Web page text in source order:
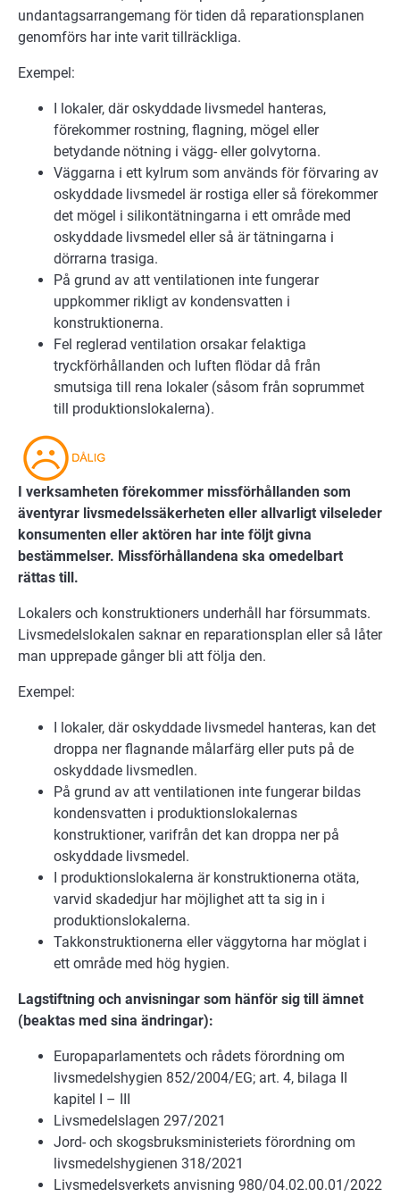
undantagsarrangemang för tiden då reparationsplanen
genomförs har inte varit tillräckliga.
Exempel:
I lokaler, där oskyddade livsmedel hanteras,
förekommer rostning, flagning, mögel eller
betydande nötning i vägg- eller golvytorna.
Väggarna i ett kylrum som används för förvaring av
oskyddade livsmedel är rostiga eller så förekommer
det mögel i silikontätningarna i ett område med
oskyddade livsmedel eller så är tätningarna i
dörrarna trasiga.
På grund av att ventilationen inte fungerar
uppkommer rikligt av kondensvatten i
konstruktionerna.
Fel reglerad ventilation orsakar felaktiga
tryckförhållanden och luften flödar då från
smutsiga till rena lokaler (såsom från soprummet
till produktionslokalerna).
I verksamheten förekommer missförhållanden som
äventyrar livsmedelssäkerheten eller allvarligt vilseleder
konsumenten eller aktören har inte följt givna
bestämmelser. Missförhållandena ska omedelbart
rättas till.
Lokalers och konstruktioners underhåll har försummats.
Livsmedelslokalen saknar en reparationsplan eller så låter
man upprepade gånger bli att följa den.
Exempel:
I lokaler, där oskyddade livsmedel hanteras, kan det
droppa ner flagnande målarfärg eller puts på de
oskyddade livsmedlen.
På grund av att ventilationen inte fungerar bildas
kondensvatten i produktionslokalernas
konstruktioner, varifrån det kan droppa ner på
oskyddade livsmedel.
I produktionslokalerna är konstruktionerna otäta,
varvid skadedjur har möjlighet att ta sig in i
produktionslokalerna.
Takkonstruktionerna eller väggytorna har möglat i
ett område med hög hygien.
Lagstiftning och anvisningar som hänför sig till ämnet
(beaktas med sina ändringar):
Europaparlamentets och rådets förordning om
livsmedelshygien 852/2004/EG; art. 4, bilaga II
kapitel I – III
Livsmedelslagen 297/2021
Jord- och skogsbruksministeriets förordning om
livsmedelshygienen 318/2021
Livsmedelsverkets anvisning 980/04.02.00.01/2022